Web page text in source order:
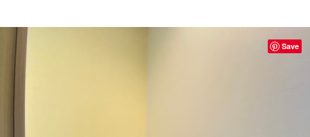
Save